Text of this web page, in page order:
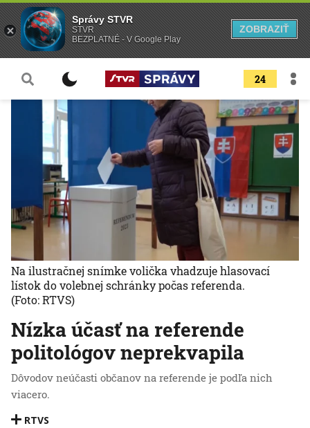
24
Nízka účasť na referende
politológov neprekvapila
Dôvodov neúčasti občanov na referende je podľa nich
viacero.
RTVS
Na ilustračnej snímke volička vhadzuje hlasovací
lístok do volebnej schránky počas referenda.
(Foto: RTVS)
Správy STVR
STVR
BEZPLATNÉ - V Google Play
ZOBRAZIŤ